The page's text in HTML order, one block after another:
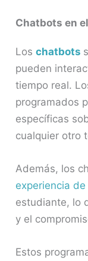
Chatbots en
Loschatbots
pueden
tiempo real.
programados
específicas
cualquier otro
Además, los
experiencia
estudiante, lo
y el
Estos